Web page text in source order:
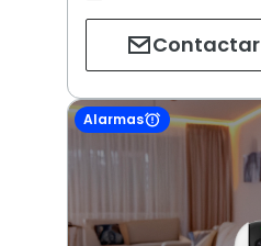
Contactar
Alarmas